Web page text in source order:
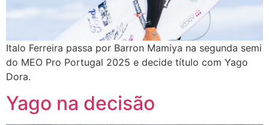
Italo Ferreira passa por Barron Mamiya na segunda semi
do MEO Pro Portugal 2025 e decide título com Yago
Dora.
Yago na decisão